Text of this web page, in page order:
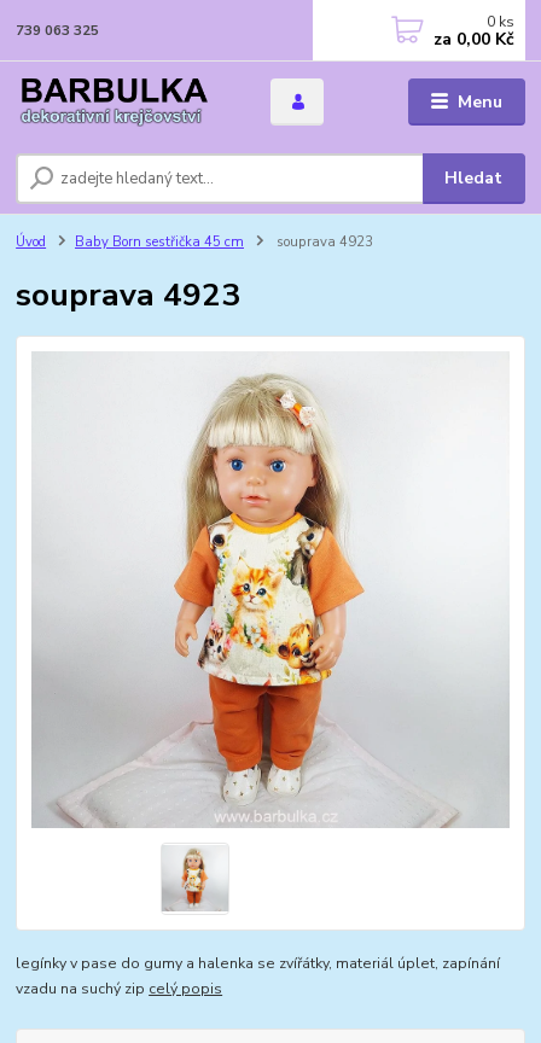
Menu
Hledat
739 063 325 0 ks
za 0,00 Kč
Úvod Baby Born sestřička 45 cm souprava 4923
souprava 4923
legínky v pase do gumy a halenka se zvířátky, materiál úplet, zapínání
vzadu na suchý zip celý popis